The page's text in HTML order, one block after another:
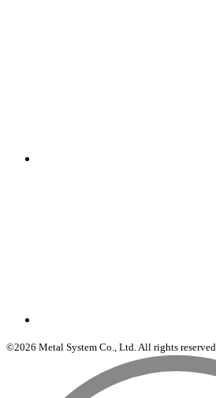
©2026 Metal System Co., Ltd. All rights reserved.